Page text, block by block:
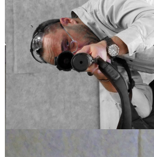
Sofort lieferbar
Fangschuss mit Kurz- und
Beschreibung
Fangschuss mit Kurz- und Langwaffe
Angefahrenes oder
von seinen Leiden erlöst werden. Der
Fangschuss - unter Berücksichtigung